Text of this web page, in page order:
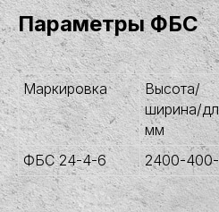
Параметры ФБС
Маркировка
Высота/
ширина/
мм
ФБС 24-4-6 2400-